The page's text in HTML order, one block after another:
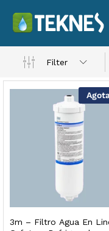
Filter
3m – Filtro Agua En
– Máxima
3,900.00
al carrito
al carrito